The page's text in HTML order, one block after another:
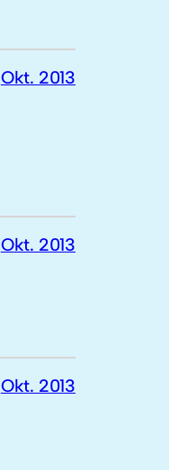
Okt. 2013
Okt. 2013
Okt. 2013